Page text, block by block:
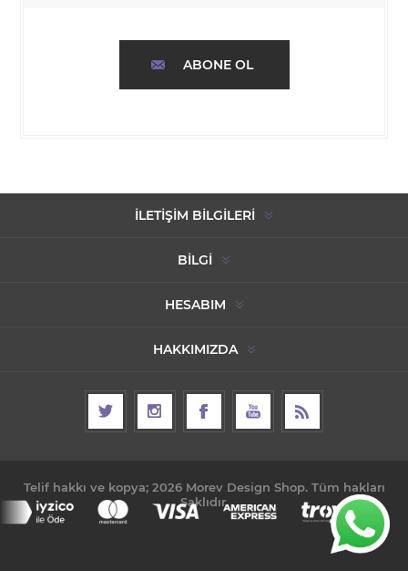
ABONE OL
İLETIŞIM BILGILERI
BILGI
HESABIM
HAKKIMIZDA
Telif hakkı ve kopya; 2026 Morev Design Shop. Tüm hakları
Saklıdır.